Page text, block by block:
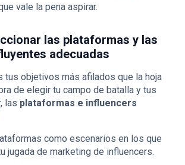
vale la pena aspirar.
las plataformas y las
adecuadas
tus objetivos más afilados que la hoja
de elegir tu campo de batalla y tus
las plataformas e influencers
como escenarios en los que
jugada de marketing de influencers.